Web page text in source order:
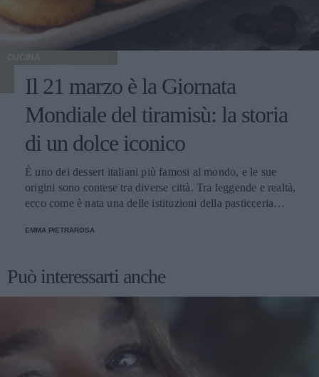
CUCINA
Il 21 marzo è la Giornata
Mondiale del tiramisù: la storia
di un dolce iconico
È uno dei dessert italiani più famosi al mondo, e le sue
origini sono contese tra diverse città. Tra leggende e realtà,
ecco come è nata una delle istituzioni della pasticceria
EMMA PIETRAROSA
Può interessarti anche